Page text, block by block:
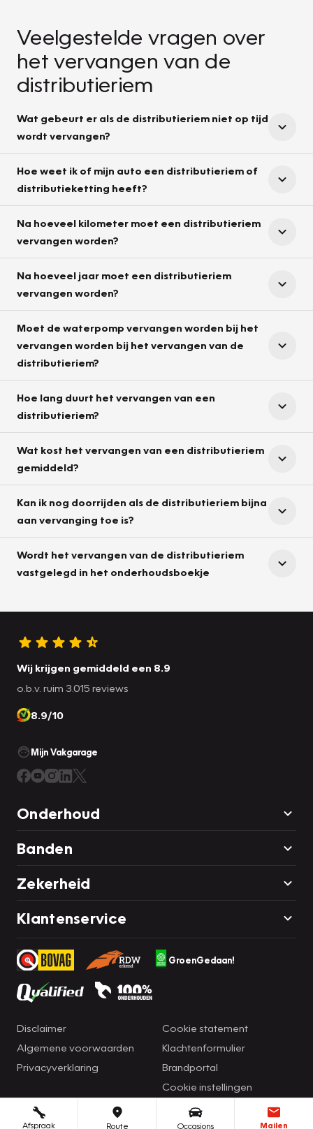
Veelgestelde vragen over
het vervangen van de
distributieriem
Wat gebeurt er als de distributieriem niet op tijd
wordt vervangen?
Hoe weet ik of mijn auto een distributieriem of
distributieketting heeft?
Na hoeveel kilometer moet een distributieriem
vervangen worden?
Na hoeveel jaar moet een distributieriem
vervangen worden?
Moet de waterpomp vervangen worden bij het
vervangen worden bij het vervangen van de
distributieriem?
Hoe lang duurt het vervangen van een
distributieriem?
Wat kost het vervangen van een distributieriem
gemiddeld?
Kan ik nog doorrijden als de distributieriem bijna
aan vervanging toe is?
Wordt het vervangen van de distributieriem
vastgelegd in het onderhoudsboekje
Afspraak Route Occasions Mailen
Wij krijgen gemiddeld een 8.9
o.b.v. ruim 3.015 reviews
8.9/10
Mijn Vakgarage
Onderhoud
Banden
Zekerheid
Klantenservice
GroenGedaan!
Disclaimer
Algemene voorwaarden
Privacyverklaring
Cookie statement
Klachtenformulier
Brandportal
Cookie instellingen